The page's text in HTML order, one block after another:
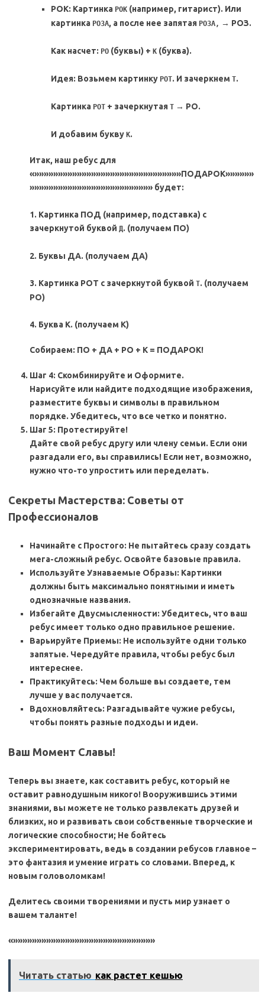
РОК: Картинка РОК (например, гитарист). Или
картинка РОЗА, а после нее запятая РОЗА, → РОЗ.
Как насчет: РО (буквы) + К (буква).
Идея: Возьмем картинку РОТ. И зачеркнем Т.
Картинка РОТ + зачеркнутая Т → РО.
И добавим букву К.
Итак, наш ребус для
«»»»»»»»»»»»»»»»»»»»»»»»»»»»»»»»ПОДАРОК»»»»»»
»»»»»»»»»»»»»»»»»»»»»»»»»» будет:
1. Картинка ПОД (например, подставка) с
зачеркнутой буквой Д. (получаем ПО)
2. Буквы ДА. (получаем ДА)
3. Картинка РОТ с зачеркнутой буквой Т. (получаем
РО)
4. Буква К. (получаем К)
Собираем: ПО + ДА + РО + К = ПОДАРОК!
Шаг 4: Скомбинируйте и Оформите.
Нарисуйте или найдите подходящие изображения,
разместите буквы и символы в правильном
порядке. Убедитесь, что все четко и понятно.
Шаг 5: Протестируйте!
Дайте свой ребус другу или члену семьи. Если они
разгадали его, вы справились! Если нет, возможно,
нужно что-то упростить или переделать.
Секреты Мастерства: Советы от
Профессионалов
Начинайте с Простого: Не пытайтесь сразу создать
мега-сложный ребус. Освойте базовые правила.
Используйте Узнаваемые Образы: Картинки
должны быть максимально понятными и иметь
однозначные названия.
Избегайте Двусмысленности: Убедитесь, что ваш
ребус имеет только одно правильное решение.
Варьируйте Приемы: Не используйте одни только
запятые. Чередуйте правила, чтобы ребус был
интереснее.
Практикуйтесь: Чем больше вы создаете, тем
лучше у вас получается.
Вдохновляйтесь: Разгадывайте чужие ребусы,
чтобы понять разные подходы и идеи.
Ваш Момент Славы!
Теперь вы знаете, как составить ребус, который не
оставит равнодушным никого! Вооружившись этими
знаниями, вы можете не только развлекать друзей и
близких, но и развивать свои собственные творческие и
логические способности; Не бойтесь
экспериментировать, ведь в создании ребусов главное –
это фантазия и умение играть со словами. Вперед, к
новым головоломкам!
Делитесь своими творениями и пусть мир узнает о
вашем таланте!
«»»»»»»»»»»»»»»»»»»»»»»»»»»»»»»
Читать статью как растет кешью